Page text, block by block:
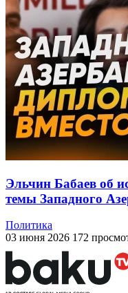
Эльчин Бабаев об
темы Западного
Политика
03 июня 2026 172